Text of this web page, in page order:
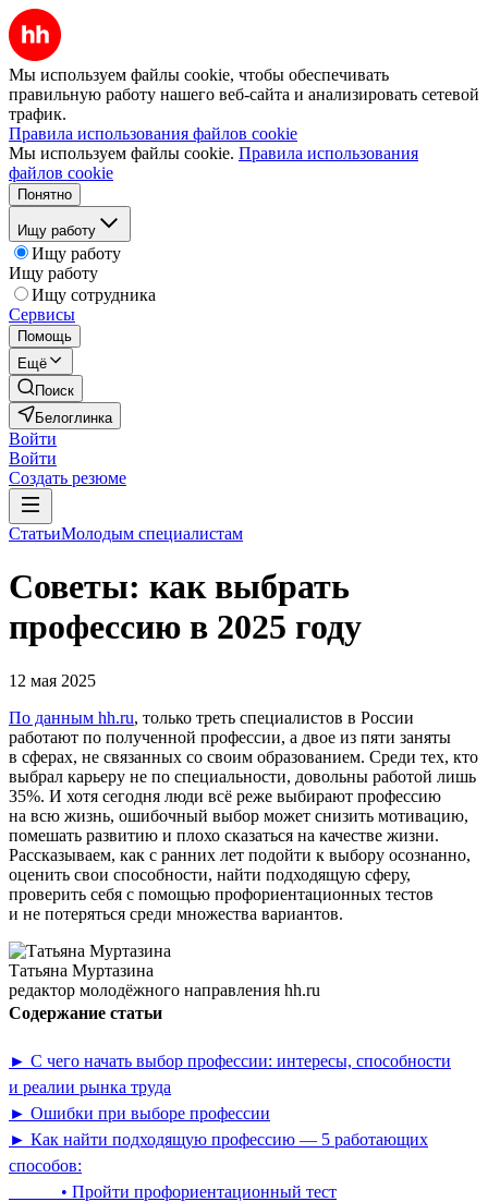
Мы используем файлы cookie, чтобы обеспечивать
правильную работу нашего веб-сайта и анализировать сетевой
трафик.
Правила использования файлов cookie
Мы используем файлы cookie. Правила использования
файлов cookie
Понятно
Ищу работу
Ищу работу
Ищу работу
Ищу сотрудника
Сервисы
Помощь
Ещё
Поиск
Белоглинка
Войти
Войти
Создать резюме
СтатьиМолодым специалистам
Советы: как выбрать
профессию в 2025 году
12 мая 2025
По данным hh.ru, только треть специалистов в России
работают по полученной профессии, а двое из пяти заняты
в сферах, не связанных со своим образованием. Среди тех, кто
выбрал карьеру не по специальности, довольны работой лишь
35%. И хотя сегодня люди всё реже выбирают профессию
на всю жизнь, ошибочный выбор может снизить мотивацию,
помешать развитию и плохо сказаться на качестве жизни.
Рассказываем, как с ранних лет подойти к выбору осознанно,
оценить свои способности, найти подходящую сферу,
проверить себя с помощью профориентационных тестов
и не потеряться среди множества вариантов.
Татьяна Муртазина
редактор молодёжного направления hh.ru
Содержание статьи
► С чего начать выбор профессии: интересы, способности
и реалии рынка труда
► Ошибки при выборе профессии
► Как найти подходящую профессию — 5 работающих
способов:
• Пройти профориентационный тест